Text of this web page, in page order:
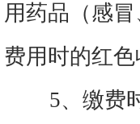
用药品（感
费用时的红
5、缴费时